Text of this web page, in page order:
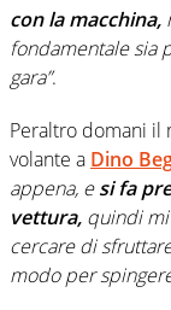
con la macchina,
fondamentale sia
gara”.
Peraltro domani il
volante a Dino
appena, esi fa
vettura, quindi mi
cercare di
modo per